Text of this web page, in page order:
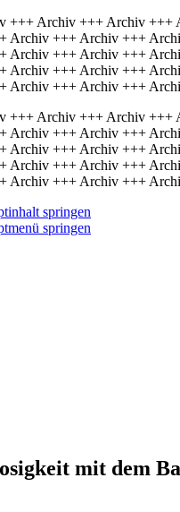
+++ Archiv +++ Archiv +++
Archiv +++ Archiv +++
Archiv +++ Archiv +++
Archiv +++ Archiv +++
Archiv +++ Archiv +++
+++ Archiv +++ Archiv +++
Archiv +++ Archiv +++
Archiv +++ Archiv +++
Archiv +++ Archiv +++
Archiv +++ Archiv +++
springen
springen
mit dem